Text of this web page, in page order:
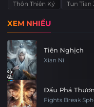
Thôn Thiên Ký Tun Tian
XEM NHIỀU
Tiên Nghịch
Xian Ni
Đấu Phá
Fights Break